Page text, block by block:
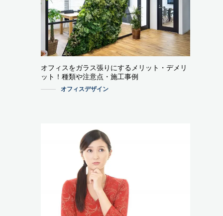
オフィスをガラス張りにするメリット・デメリ
ット！種類や注意点・施工事例
オフィスデザイン